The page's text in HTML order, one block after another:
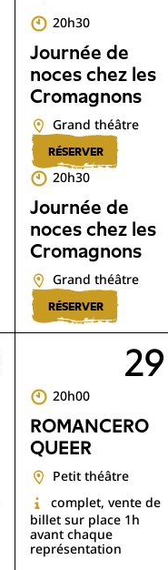
20h30
Journée de
noces chez les
Cromagnons
Grand théâtre
RÉSERVER
20h30
Journée de
noces chez les
Cromagnons
Grand théâtre
RÉSERVER
29
20h00
ROMANCERO
QUEER
Petit théâtre
complet, vente de
billet sur place 1h
avant chaque
représentation